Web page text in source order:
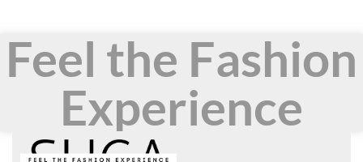
Feel the Fashion
Experience